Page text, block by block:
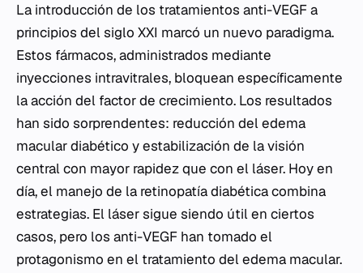
La introducción de los tratamientos anti-VEGF a
principios del siglo XXI marcó un nuevo paradigma.
Estos fármacos, administrados mediante
inyecciones intravitrales, bloquean específicamente
la acción del factor de crecimiento. Los resultados
han sido sorprendentes: reducción del edema
macular diabético y estabilización de la visión
central con mayor rapidez que con el láser. Hoy en
día, el manejo de la retinopatía diabética combina
estrategias. El láser sigue siendo útil en ciertos
casos, pero los anti-VEGF han tomado el
protagonismo en el tratamiento del edema macular.